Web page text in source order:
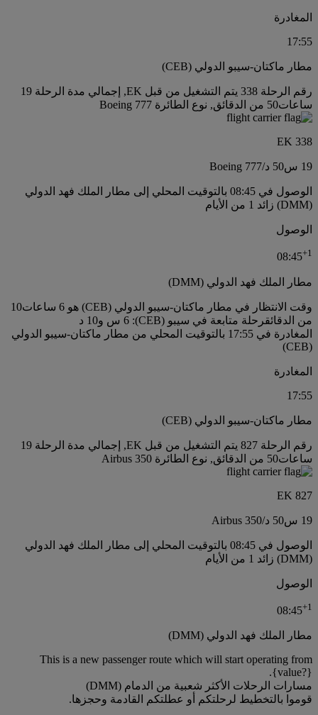
المغادرة
17:55
مطار ماكتان-سيبو الدولي (CEB)
رقم الرحلة 338 يتم التشغيل من قبل EK, إجمالي مدة الرحلة 19
ساعات50 من الدقائق, نوع الطائرة Boeing 777
EK 338
19 س 50 د /
Boeing 777
الوصول في 08:45 بالتوقيت المحلي إلى مطار الملك فهد الدولي
(DMM) زائد 1 من الأيام
الوصول
08:45+1
مطار الملك فهد الدولي (DMM)
وقت الانتظار في مطار ماكتان-سيبو الدولي (CEB) هو 6 ساعات10
من الدقائقرحلة متابعة في سيبو (CEB): 6 س و10 د
المغادرة في 17:55 بالتوقيت المحلي من مطار ماكتان-سيبو الدولي
(CEB)
المغادرة
17:55
مطار ماكتان-سيبو الدولي (CEB)
رقم الرحلة 827 يتم التشغيل من قبل EK, إجمالي مدة الرحلة 19
ساعات50 من الدقائق, نوع الطائرة Airbus 350
EK 827
19 س 50 د /
Airbus 350
الوصول في 08:45 بالتوقيت المحلي إلى مطار الملك فهد الدولي
(DMM) زائد 1 من الأيام
الوصول
08:45+1
مطار الملك فهد الدولي (DMM)
This is a new passenger route which will start operating from
{value?}.
مسارات الرحلات الأكثر شعبية من الدمام (DMM)
قوموا بالتخطيط لرحلتكم أو عطلتكم القادمة وحجزها.